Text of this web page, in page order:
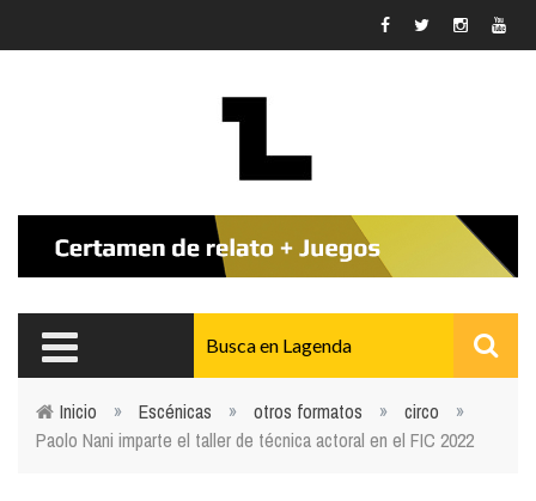
Usted está aquí
Inicio » Escénicas » otros formatos » circo
»
Paolo Nani imparte el taller de técnica actoral en el FIC 2022